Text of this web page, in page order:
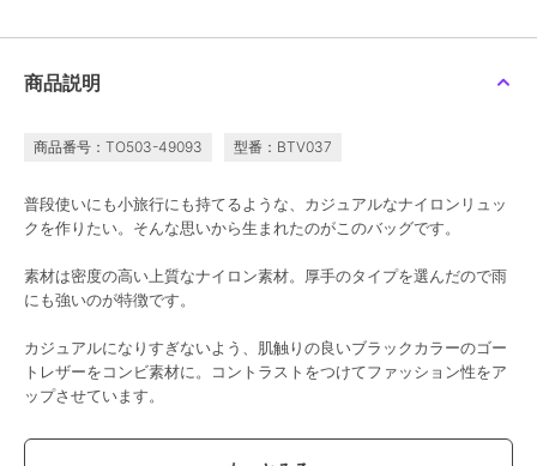
商品説明
商品番号：TO503-49093 型番：BTV037
普段使いにも小旅行にも持てるような、カジュアルなナイロンリュッ
クを作りたい。そんな思いから生まれたのがこのバッグです。
素材は密度の高い上質なナイロン素材。厚手のタイプを選んだので雨
にも強いのが特徴です。
カジュアルになりすぎないよう、肌触りの良いブラックカラーのゴー
トレザーをコンビ素材に。コントラストをつけてファッション性をア
ップさせています。
ハンドバッグ、ショルダーバッグ、リュックと3通りで持てるのが最